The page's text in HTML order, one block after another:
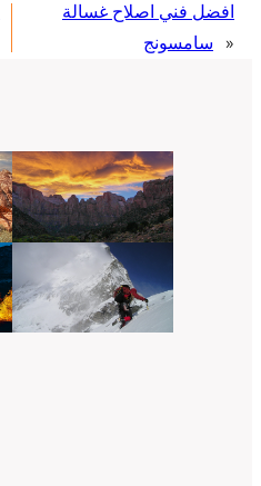
افضل فني اصلاح غسالة
سامسونج
»